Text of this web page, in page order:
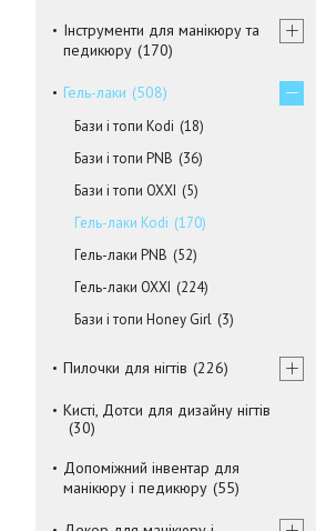
Інструменти для манікюру та
педикюру 170
Гель-лаки 508
Бази і топи Kodi 18
Бази і топи PNB
36
Бази і топи OXXI
5
Гель-лаки Kodi 170
Гель-лаки PNB
52
Гель-лаки OXXI
224
Бази і топи Honey Girl 3
Пилочки для нігтів 226
Кисті, Дотси для дизайну нігтів
30
Допоміжний інвентар для
манікюру і педикюру 55